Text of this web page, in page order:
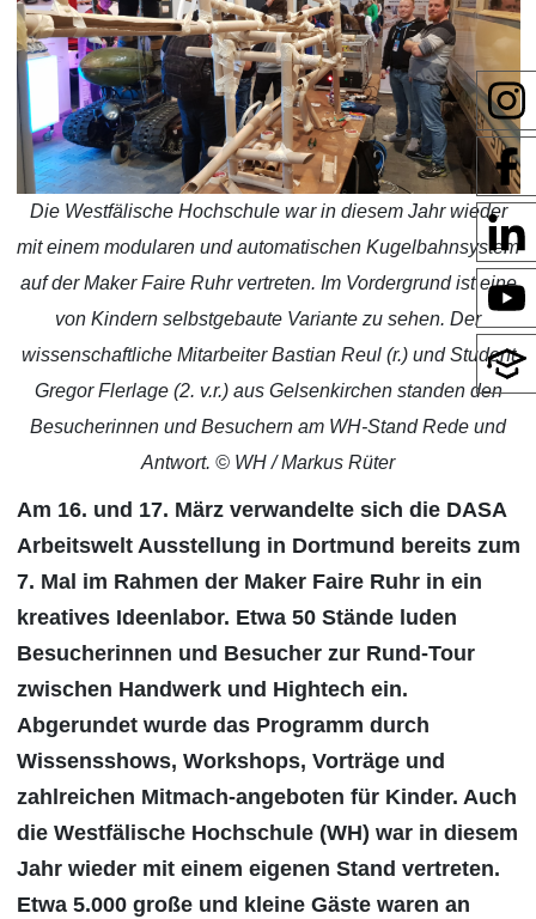
Die Westfälische Hochschule war in diesem Jahr wieder
mit einem modularen und automatischen Kugelbahnsystem
auf der Maker Faire Ruhr vertreten. Im Vordergrund ist eine
von Kindern selbstgebaute Variante zu sehen. Der
wissenschaftliche Mitarbeiter Bastian Reul (r.) und Student
Gregor Flerlage (2. v.r.) aus Gelsenkirchen standen den
Besucherinnen und Besuchern am WH-Stand Rede und
Antwort. © WH / Markus Rüter
Am 16. und 17. März verwandelte sich die DASA
Arbeitswelt Ausstellung in Dortmund bereits zum
7. Mal im Rahmen der Maker Faire Ruhr in ein
kreatives Ideenlabor. Etwa 50 Stände luden
Besucherinnen und Besucher zur Rund-Tour
zwischen Handwerk und Hightech ein.
Abgerundet wurde das Programm durch
Wissensshows, Workshops, Vorträge und
zahlreichen Mitmach-angeboten für Kinder. Auch
die Westfälische Hochschule (WH) war in diesem
Jahr wieder mit einem eigenen Stand vertreten.
Etwa 5.000 große und kleine Gäste waren an